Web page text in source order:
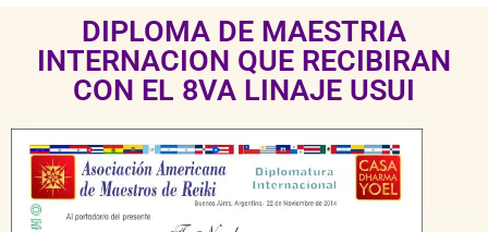
DIPLOMA DE MAESTRIA
INTERNACION QUE RECIBIRAN
CON EL 8VA LINAJE USUI